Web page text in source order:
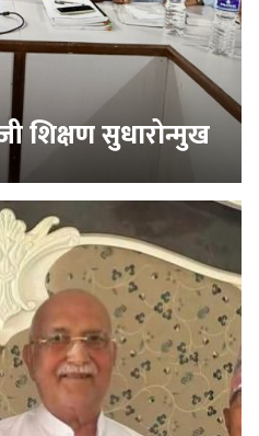
शिक्षण सुधारोन्मुख